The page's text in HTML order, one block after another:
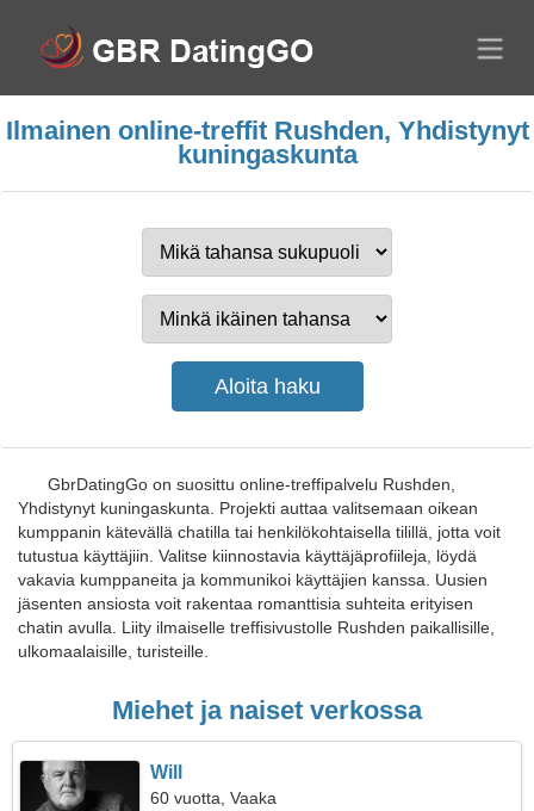
Ilmainen online-treffit Rushden, Yhdistynyt
kuningaskunta
GbrDatingGo on suosittu online-treffipalvelu Rushden,
Yhdistynyt kuningaskunta. Projekti auttaa valitsemaan oikean
kumppanin kätevällä chatilla tai henkilökohtaisella tilillä, jotta voit
tutustua käyttäjiin. Valitse kiinnostavia käyttäjäprofiileja, löydä
vakavia kumppaneita ja kommunikoi käyttäjien kanssa. Uusien
jäsenten ansiosta voit rakentaa romanttisia suhteita erityisen
chatin avulla. Liity ilmaiselle treffisivustolle Rushden paikallisille,
ulkomaalaisille, turisteille.
Miehet ja naiset verkossa
Will
60 vuotta, Vaaka